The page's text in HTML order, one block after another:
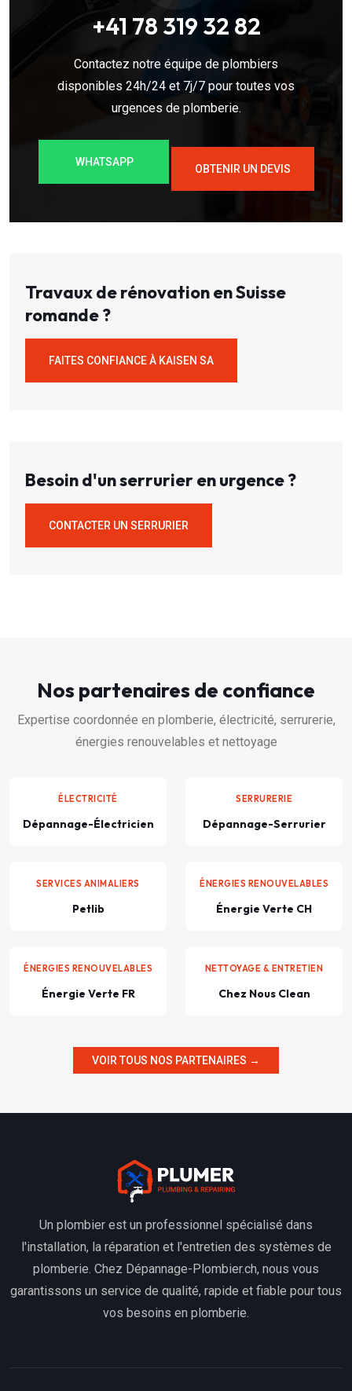
+41 78 319 32 82
Contactez notre équipe de plombiers
disponibles 24h/24 et 7j/7 pour toutes vos
urgences de plomberie.
WHATSAPP
OBTENIR UN DEVIS
Travaux de rénovation en Suisse
romande ?
FAITES CONFIANCE À KAISEN SA
Besoin d'un serrurier en urgence ?
CONTACTER UN SERRURIER
Nos partenaires de confiance
Expertise coordonnée en plomberie, électricité, serrurerie,
énergies renouvelables et nettoyage
ÉLECTRICITÉ
Dépannage-Électricien
SERRURERIE
Dépannage-Serrurier
SERVICES ANIMALIERS
Petlib
ÉNERGIES RENOUVELABLES
Énergie Verte CH
ÉNERGIES RENOUVELABLES
Énergie Verte FR
NETTOYAGE & ENTRETIEN
Chez Nous Clean
VOIR TOUS NOS PARTENAIRES →
Un plombier est un professionnel spécialisé dans
l'installation, la réparation et l'entretien des systèmes de
plomberie. Chez Dépannage-Plombier.ch, nous vous
garantissons un service de qualité, rapide et fiable pour tous
vos besoins en plomberie.